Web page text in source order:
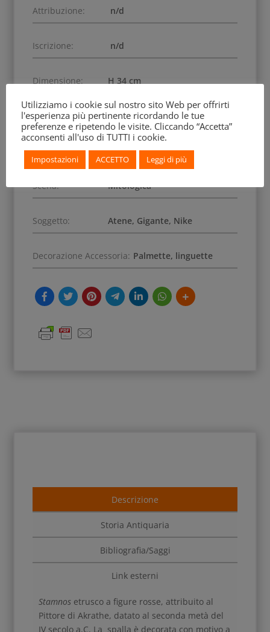
Attribuzione: n/d
Iscrizione: n/d
Dimensione: H 34 cm
Numero Inventario: F 2957
Data di Acquisizione: 1833
Scena: Mitologica
Soggetto: Atene, Gigante, Nike
Decorazione Accessoria: Palmette, linguette
Descrizione
Storia Antiquaria
Bibliografia/Saggi
Link esterni
Stamnos etrusco a figure rosse, attribuito al
Pittore di Akrathe, datato al seconda metà del
IV secolo a.C. La spalla è decorata con motivo a
Utilizziamo i cookie sul nostro sito Web per offrirti
l'esperienza più pertinente ricordando le tue
preferenze e ripetendo le visite. Cliccando “Accetta”
acconsenti all'uso di TUTTI i cookie.
Impostazioni ACCETTO Leggi di più